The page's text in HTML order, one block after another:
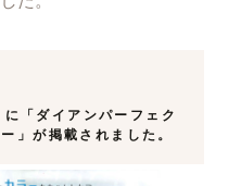
「ダイアンパーフェク
」が掲載されました。